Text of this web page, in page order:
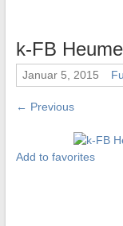
k-FB
Januar 5, 2015
← Previous
Add to favorites